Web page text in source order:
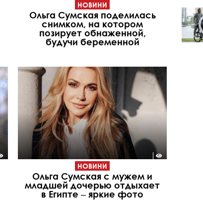
НОВИНИ
Ольга Сумская поделилась
снимком, на котором
позирует обнаженной,
будучи беременной
НОВИНИ
Ольга Сумская с мужем и
младшей дочерью отдыхает
в Египте ‒ яркие фото